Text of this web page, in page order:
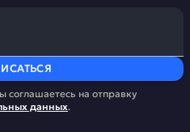
соглашаетесь на отправку
данных.